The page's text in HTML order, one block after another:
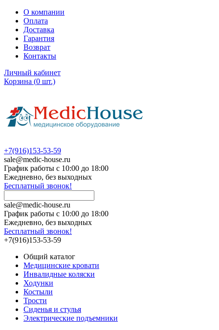
О компании
Оплата
Доставка
Гарантия
Возврат
Контакты
Личный кабинет
Корзина (0 шт.)
+7(916)153-53-59
sale@medic-house.ru
График работы с 10:00 до 18:00
Ежедневно, без выходных
Бесплатный звонок!
sale@medic-house.ru
График работы с 10:00 до 18:00
Ежедневно, без выходных
Бесплатный звонок!
+7(916)153-53-59
Общий каталог
Медицинские кровати
Инвалидные коляски
Ходунки
Костыли
Трости
Сиденья и стулья
Электрические подъемники